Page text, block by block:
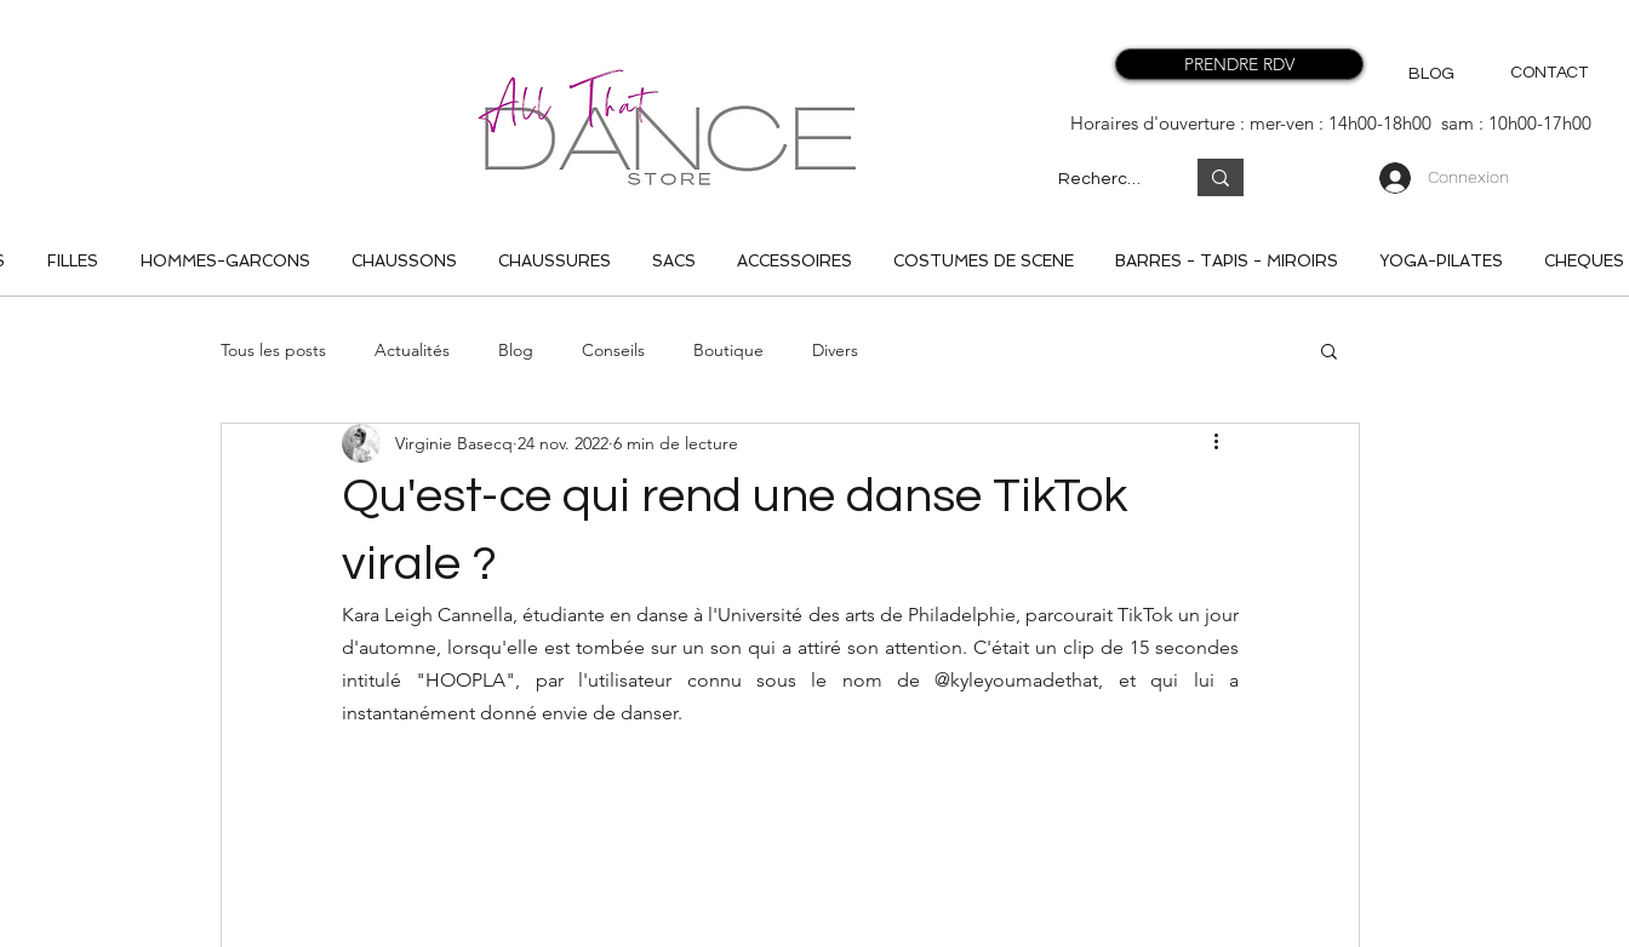
PRENDRE RDV BLOG CONTACT
Horaires d'ouverture : mer-ven : 14h00-18h00 sam : 10h00-17h00
Connexion
FILLES HOMMES-GARCONS CHAUSSONS CHAUSSURES SACS ACCESSOIRES COSTUMES DE SCENE BARRES - TAPIS - MIROIRS YOGA-PILATES CHEQUES
Tous les posts Actualités Blog Conseils Boutique Divers
Qu'est-ce qui rend une danse TikTok
virale ?
Virginie Basecq 24 nov. 2022 6 min de lecture
Kara Leigh Cannella, étudiante en danse à l'Université des arts de Philadelphie, parcourait TikTok un jour
d'automne, lorsqu'elle est tombée sur un son qui a attiré son attention. C'était un clip de 15 secondes
intitulé "HOOPLA", par l'utilisateur connu sous le nom de @kyleyoumadethat, et qui lui a
instantanément donné envie de danser.